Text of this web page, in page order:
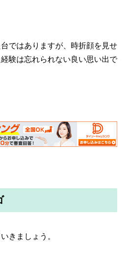
ではありますが、時折顔を見せ
験は忘れられない良い思い出で
きましょう。